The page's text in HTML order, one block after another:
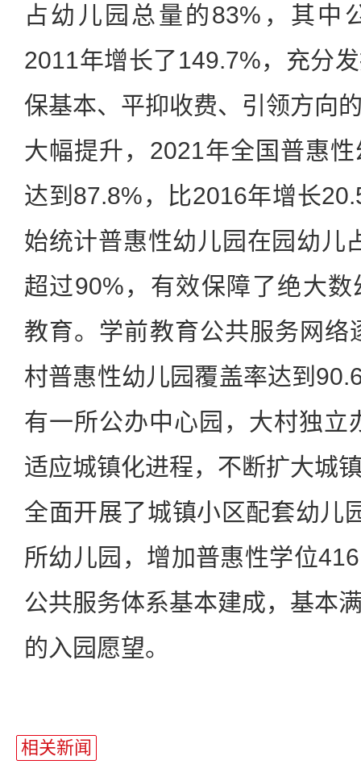
占幼儿园总量的83%，其中
2011年增长了149.7%，充分
保基本、平抑收费、引领方向
大幅提升，2021年全国普惠
达到87.8%，比2016年增长
始统计普惠性幼儿园在园幼儿
超过90%，有效保障了绝大
教育。学前教育公共服务网络
村普惠性幼儿园覆盖率达到
有一所公办中心园，大村独立
适应城镇化进程，不断扩大城
全面开展了城镇小区配套幼儿
所幼儿园，增加普惠性学位
公共服务体系基本建成，基本
的入园愿望。
相关新闻